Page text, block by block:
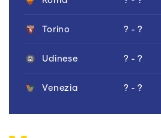
Torino ? - ?
Udinese ? - ?
Venezia ? - ?